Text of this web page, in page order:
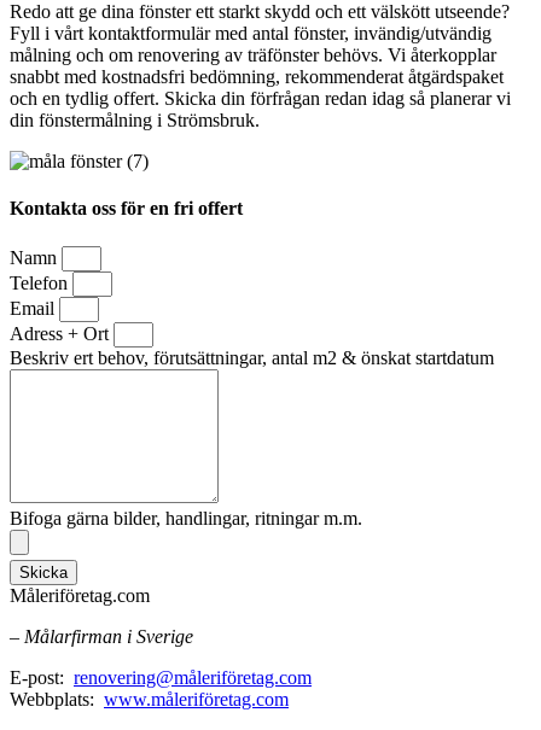
Redo att ge dina fönster ett starkt skydd och ett välskött utseende?
Fyll i vårt kontaktformulär med antal fönster, invändig/utvändig
målning och om renovering av träfönster behövs. Vi återkopplar
snabbt med kostnadsfri bedömning, rekommenderat åtgärdspaket
och en tydlig offert. Skicka din förfrågan redan idag så planerar vi
din fönstermålning i Strömsbruk.
Kontakta oss för en fri offert
Namn
Telefon
Email
Adress + Ort
Beskriv ert behov, förutsättningar, antal m2 & önskat startdatum
Bifoga gärna bilder, handlingar, ritningar m.m.
Skicka
Måleriföretag.com
– Målarfirman i Sverige
E-post: renovering@måleriföretag.com
Webbplats: www.måleriföretag.com